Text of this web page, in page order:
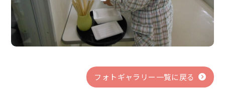
フォトギャラリー一覧に戻る